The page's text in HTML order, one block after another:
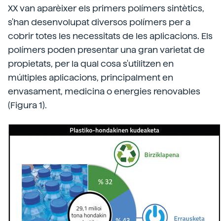
XX van aparèixer els primers polímers sintètics,
s'han desenvolupat diversos polímers per a
cobrir totes les necessitats de les aplicacions. Els
polímers poden presentar una gran varietat de
propietats, per la qual cosa s'utilitzen en
múltiples aplicacions, principalment en
envasament, medicina o energies renovables
(Figura 1).